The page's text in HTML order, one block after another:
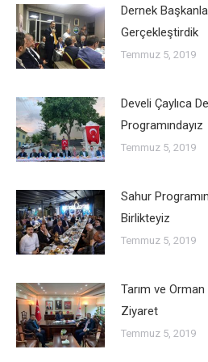
Dernek
Gerçekleştirdik
Temmuz 5, 2019
Develi Çaylıca
Programındayız
Temmuz 5, 2019
Sahur
Birlikteyiz
Temmuz 5, 2019
Tarım ve Orman
Ziyaret
Temmuz 5, 2019